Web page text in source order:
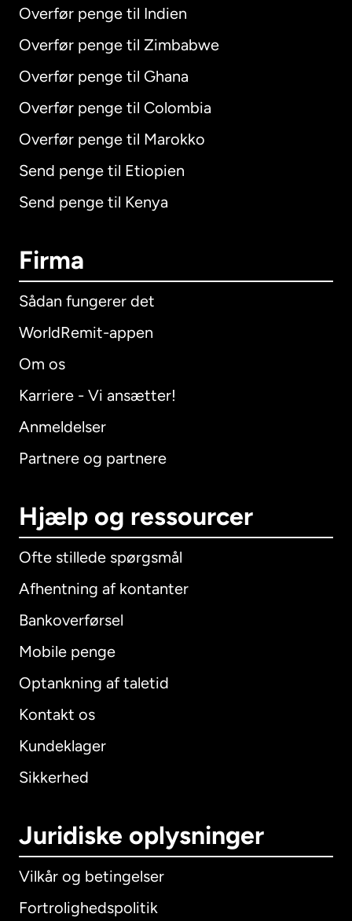
Overfør penge til Indien
Overfør penge til Zimbabwe
Overfør penge til Ghana
Overfør penge til Colombia
Overfør penge til Marokko
Send penge til Etiopien
Send penge til Kenya
Firma
Sådan fungerer det
WorldRemit-appen
Om os
Karriere - Vi ansætter!
Anmeldelser
Partnere og partnere
Hjælp og ressourcer
Ofte stillede spørgsmål
Afhentning af kontanter
Bankoverførsel
Mobile penge
Optankning af taletid
Kontakt os
Kundeklager
Sikkerhed
Juridiske oplysninger
Vilkår og betingelser
Fortrolighedspolitik